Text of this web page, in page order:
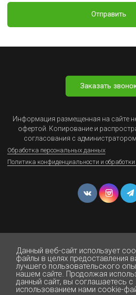
Отправить
Заказать
Информация размещенная на сайте
офертой. Копирование и
согласования с
Обработка персональных данных
Политика конфиденциальности и
© Юрист Онлайн - Все права
Нажмите для звонка
Данный веб-сайт использует
файлы в целях предоставления
лучшего пользовательского
нашем сайте. Продолжая
данный сайт, вы соглашаетесь с
использованием нами cookie-